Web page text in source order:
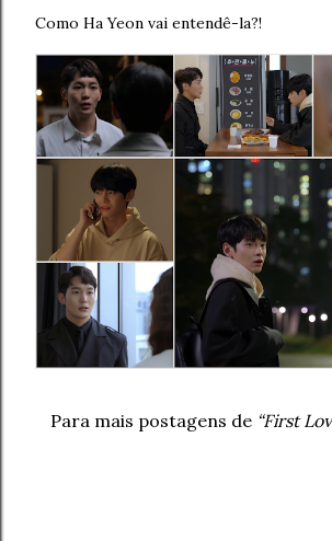
Como Ha Yeon vai entendê-la?!
Para mais postagens de “First